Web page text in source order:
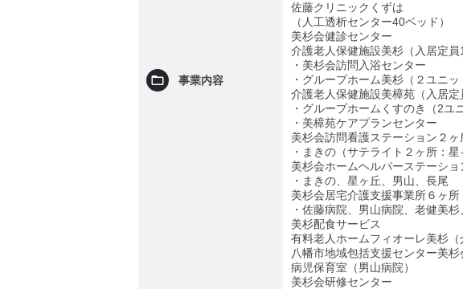
事業内容
佐藤クリニックくずは
（人工透析センター40ベッド）
美杉会健診センター
介護老人保健施設美杉（入居定員
・美杉会訪問入浴センター
・グループホーム美杉（２ユニッ
介護老人保健施設美樟苑（入居定
・グループホームくすのき（2ユ
・美樟苑ケアプランセンター
美杉会訪問看護ステーション２ヶ
・まきの（サテライト２ヶ所：
美杉会ホームヘルパーステーショ
・まきの、星ヶ丘、男山、長尾
美杉会居宅介護支援事業所６ヶ所
・佐藤病院、男山病院、老健美
美杉配食サービス
有料老人ホームフィオーレ美杉（
八幡市地域包括支援センター美杉
病児保育室（男山病院）
美杉会研修センター